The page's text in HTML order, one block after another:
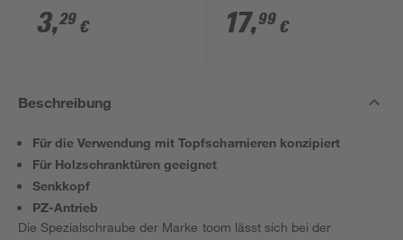
15 mm 2 Stück
3,29 € 17,99 €
Beschreibung
Für die Verwendung mit Topfscharnieren konzipiert
Für Holzschranktüren geeignet
Senkkopf
PZ-Antrieb
Die Spezialschraube der Marke toom lässt sich bei der